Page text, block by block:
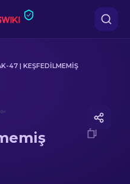
47 | KEŞFEDILMEMIŞ